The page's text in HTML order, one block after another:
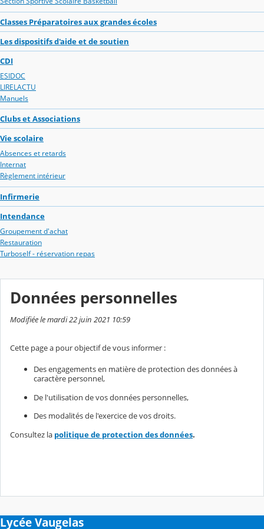
Classes Préparatoires aux grandes écoles
Les dispositifs d'aide et de soutien
CDI
ESIDOC
LIRELACTU
Manuels
Clubs et Associations
Vie scolaire
Absences et retards
Internat
Règlement intérieur
Infirmerie
Intendance
Groupement d'achat
Restauration
Turboself - réservation repas
Données personnelles
Modifiée le mardi 22 juin 2021 10:59
Cette page a pour objectif de vous informer :
Des engagements en matière de protection des données à
caractère personnel,
De l'utilisation de vos données personnelles,
Des modalités de l'exercice de vos droits.
Consultez la politique de protection des données.
Lycée Vaugelas